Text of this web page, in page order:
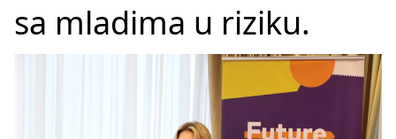
sa mladima u riziku.